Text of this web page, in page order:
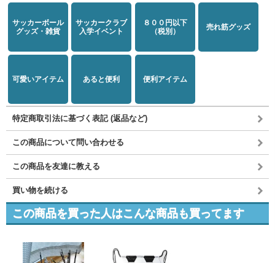
サッカーボール
グッズ・雑貨
サッカークラブ
入学イベント
８００円以下
（税別）
売れ筋グッズ
可愛いアイテム あると便利 便利アイテム
特定商取引法に基づく表記 (返品など)
この商品について問い合わせる
この商品を友達に教える
買い物を続ける
この商品を買った人はこんな商品も買ってます